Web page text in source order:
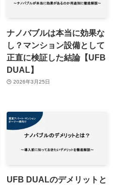
ナノバブルは本当に効果な
し？マンション設備として
正直に検証した結論【UFB
DUAL】
2026年3月25日
UFB DUALのデメリットと